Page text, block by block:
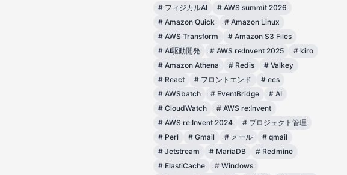
# フィジカルAI # AWS summit 2026
# Amazon Quick # Amazon Linux
# AWS Transform # Amazon S3 Files
# AI駆動開発 # AWS re:Invent 2025 # kiro
# Amazon Athena # Redis # Valkey
# React # フロントエンド # ecs
# AWSbatch # EventBridge # AI
# CloudWatch # AWS re:Invent
# AWS re:Invent 2024 # プロジェクト管理
# Perl # Gmail # メール # qmail
# Jetstream # MariaDB # Redmine
# ElastiCache # Windows